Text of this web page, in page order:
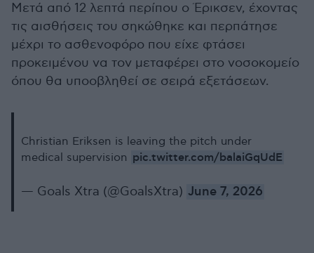
Μετά από 12 λεπτά περίπου ο Έρικσεν, έχοντας
τις αισθήσεις του σηκώθηκε και περπάτησε
μέχρι το ασθενοφόρο που είχε φτάσει
προκειμένου να τον μεταφέρει στο νοσοκομείο
όπου θα υποοβληθεί σε σειρά εξετάσεων.
Christian Eriksen is leaving the pitch under
medical supervision pic.twitter.com/balaiGqUdE
— Goals Xtra (@GoalsXtra) June 7, 2026